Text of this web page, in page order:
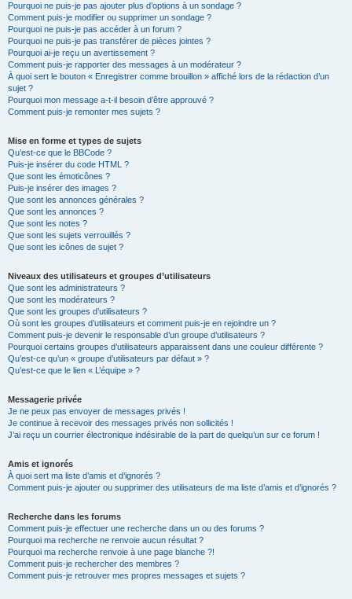
Pourquoi ne puis-je pas ajouter plus d’options à un sondage ?
Comment puis-je modifier ou supprimer un sondage ?
Pourquoi ne puis-je pas accéder à un forum ?
Pourquoi ne puis-je pas transférer de pièces jointes ?
Pourquoi ai-je reçu un avertissement ?
Comment puis-je rapporter des messages à un modérateur ?
À quoi sert le bouton « Enregistrer comme brouillon » affiché lors de la rédaction d’un
sujet ?
Pourquoi mon message a-t-il besoin d’être approuvé ?
Comment puis-je remonter mes sujets ?
Mise en forme et types de sujets
Qu’est-ce que le BBCode ?
Puis-je insérer du code HTML ?
Que sont les émoticônes ?
Puis-je insérer des images ?
Que sont les annonces générales ?
Que sont les annonces ?
Que sont les notes ?
Que sont les sujets verrouillés ?
Que sont les icônes de sujet ?
Niveaux des utilisateurs et groupes d’utilisateurs
Que sont les administrateurs ?
Que sont les modérateurs ?
Que sont les groupes d’utilisateurs ?
Où sont les groupes d’utilisateurs et comment puis-je en rejoindre un ?
Comment puis-je devenir le responsable d’un groupe d’utilisateurs ?
Pourquoi certains groupes d’utilisateurs apparaissent dans une couleur différente ?
Qu’est-ce qu’un « groupe d’utilisateurs par défaut » ?
Qu’est-ce que le lien « L’équipe » ?
Messagerie privée
Je ne peux pas envoyer de messages privés !
Je continue à recevoir des messages privés non sollicités !
J’ai reçu un courrier électronique indésirable de la part de quelqu’un sur ce forum !
Amis et ignorés
À quoi sert ma liste d’amis et d’ignorés ?
Comment puis-je ajouter ou supprimer des utilisateurs de ma liste d’amis et d’ignorés ?
Recherche dans les forums
Comment puis-je effectuer une recherche dans un ou des forums ?
Pourquoi ma recherche ne renvoie aucun résultat ?
Pourquoi ma recherche renvoie à une page blanche ?!
Comment puis-je rechercher des membres ?
Comment puis-je retrouver mes propres messages et sujets ?